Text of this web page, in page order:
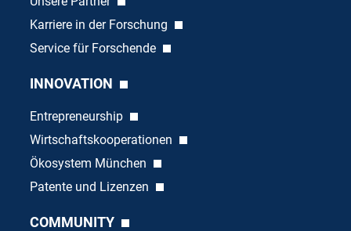
Karriere in der Forschung
Service für Forschende
INNOVATION
Entrepreneurship
Wirtschaftskooperationen
Ökosystem München
Patente und Lizenzen
COMMUNITY